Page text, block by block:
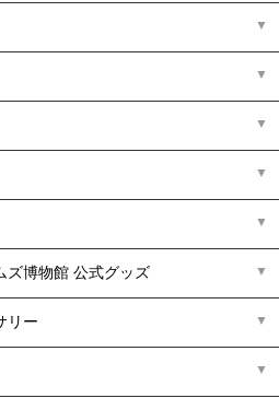
ズ博物館 公式グッズ
リー